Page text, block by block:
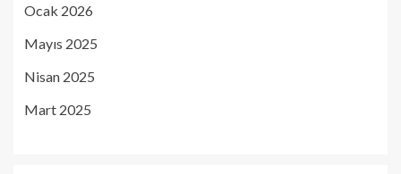
Ocak 2026
Mayıs 2025
Nisan 2025
Mart 2025